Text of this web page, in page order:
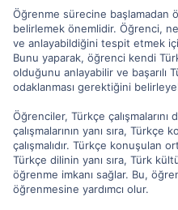
Öğrenme sürecine başlamadan
belirlemek önemlidir. Öğrenci,
ve anlayabildiğini tespit etmek
Bunu yaparak, öğrenci kendi
olduğunu anlayabilir ve başarılı
odaklanması gerektiğini
Öğrenciler, Türkçe
çalışmalarının yanı sıra,
çalışmalıdır. Türkçe konuşulan
Türkçe dilinin yanı sıra, Türk
öğrenme imkanı sağlar. Bu,
öğrenmesine yardımcı olur.